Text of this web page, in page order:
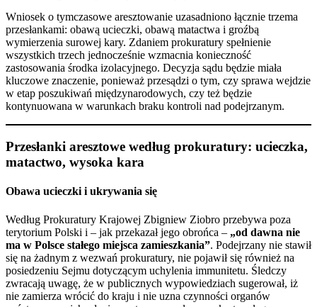
Wniosek o tymczasowe aresztowanie uzasadniono łącznie trzema
przesłankami: obawą ucieczki, obawą matactwa i groźbą
wymierzenia surowej kary. Zdaniem prokuratury spełnienie
wszystkich trzech jednocześnie wzmacnia konieczność
zastosowania środka izolacyjnego. Decyzja sądu będzie miała
kluczowe znaczenie, ponieważ przesądzi o tym, czy sprawa wejdzie
w etap poszukiwań międzynarodowych, czy też będzie
kontynuowana w warunkach braku kontroli nad podejrzanym.
Przesłanki aresztowe według prokuratury: ucieczka,
matactwo, wysoka kara
Obawa ucieczki i ukrywania się
Według Prokuratury Krajowej Zbigniew Ziobro przebywa poza
terytorium Polski i – jak przekazał jego obrońca – „od dawna nie
ma w Polsce stałego miejsca zamieszkania”. Podejrzany nie stawił
się na żadnym z wezwań prokuratury, nie pojawił się również na
posiedzeniu Sejmu dotyczącym uchylenia immunitetu. Śledczy
zwracają uwagę, że w publicznych wypowiedziach sugerował, iż
nie zamierza wrócić do kraju i nie uzna czynności organów